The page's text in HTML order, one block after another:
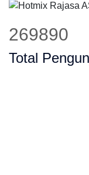
329505
Total